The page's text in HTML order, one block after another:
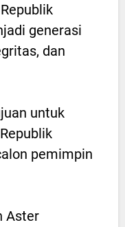
generasi
dan
untuk
pemimpin
Aster